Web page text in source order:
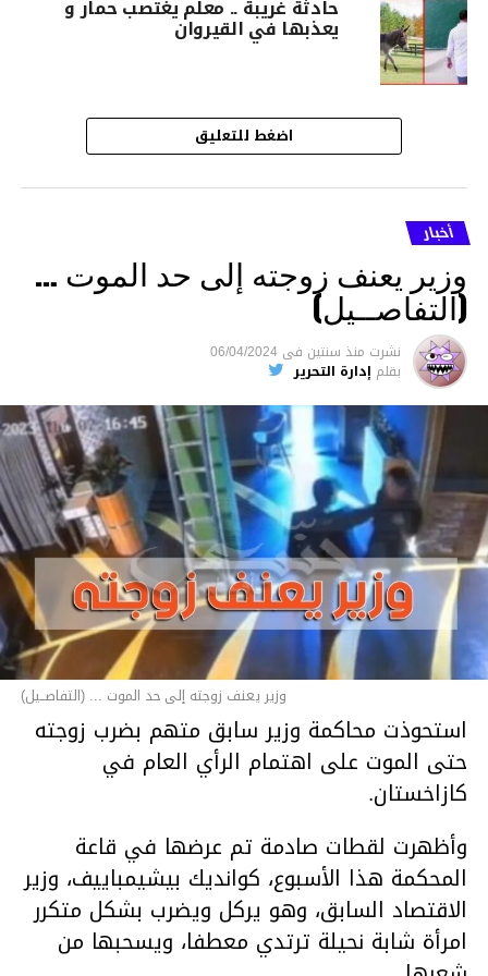
حادثة غريبة .. معلّم يغتصب حمار و
يعذبها في القيروان
اضغط للتعليق
أخبار
وزير يعنف زوجته إلى حد الموت …
(التفاصــيل)
نشرت منذ سنتين فى 06/04/2024
بقلم إدارة التحرير
وزير يعنف زوجته إلى حد الموت ... (التفاصــيل)
استحوذت محاكمة وزير سابق متهم بضرب زوجته
حتى الموت على اهتمام الرأي العام في
كازاخستان.
وأظهرت لقطات صادمة تم عرضها في قاعة
المحكمة هذا الأسبوع، كوانديك بيشيمباييف، وزير
الاقتصاد السابق، وهو يركل ويضرب بشكل متكرر
امرأة شابة نحيلة ترتدي معطفا، ويسحبها من